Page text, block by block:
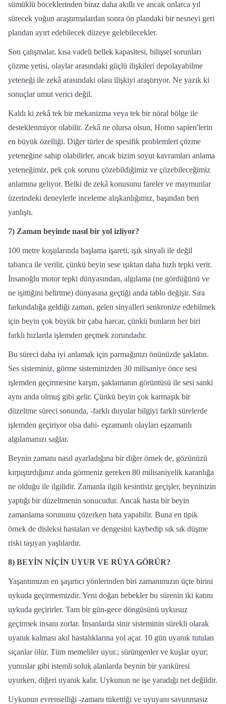
sümüklü böceklerinden biraz daha akıllı ve ancak onlarca yıl
sürecek yoğun araştırmalardan sonra ön plandaki bir nesneyi geri
plandan ayırt edebilecek düzeye gelebilecekler.
Son çalışmalar, kısa vadeli bellek kapasitesi, bilişsel sorunları
çözme yetisi, olaylar arasındaki güçlü ilişkileri depolayabilme
yeteneği ile zekâ arasındaki olası ilişkiyi araştırıyor. Ne yazık ki
sonuçlar umut verici değil.
Kaldı ki zekâ tek bir mekanizma veya tek bir nöral bölge ile
desteklenmiyor olabilir. Zekâ ne olursa olsun, Homo sapien'lerin
en büyük özelliği. Diğer türler de spesifik problemleri çözme
yeteneğine sahip olabilirler, ancak bizim soyut kavramları anlama
yeteneğimiz, pek çok sorunu çözebildiğimiz ve çözebileceğimiz
anlamına geliyor. Belki de zekâ konusunu fareler ve maymunlar
üzerindeki deneylerle inceleme alışkanlığımız, başından beri
yanlıştı.
7) Zaman beyinde nasıl bir yol izliyor?
100 metre koşularında başlama işareti, ışık sinyali ile değil
tabanca ile verilir, çünkü beyin sese ışıktan daha hızlı tepki verir.
İnsanoğlu motor tepki dünyasından, algılama (ne gördüğünü ve
ne işittiğini belirtme) dünyasına geçtiği anda tablo değişir. Sıra
farkındalığa geldiği zaman, gelen sinyalleri senkronize edebilmek
için beyin çok büyük bir çaba harcar, çünkü bunların her biri
farklı hızlarda işlemden geçmek zorundadır.
Bu süreci daha iyi anlamak için parmağınızı önünüzde şaklatın.
Ses sisteminiz, görme sisteminizden 30 milisaniye önce sesi
işlemden geçirmesine karşın, şaklamanın görüntüsü ile sesi sanki
aynı anda olmuş gibi gelir. Çünkü beyin çok karmaşık bir
düzeltme süreci sonunda, -farklı duyular bilgiyi farklı sürelerde
işlemden geçiriyor olsa dahi- eşzamanlı olayları eşzamanlı
algılamanızı sağlar.
Beynin zamanı nasıl ayarladığına bir diğer örnek de, gözünüzü
kırpıştırdığınız anda görmeniz gereken 80 milisaniyelik karanlığa
ne olduğu ile ilgilidir. Zamanla ilgili kesintisiz geçişler, beyninizin
yaptığı bir düzeltmenin sonucudur. Ancak hasta bir beyin
zamanlama sorununu çözerken hata yapabilir. Buna en tipik
örnek de disleksi hastaları ve dengesini kaybedip sık sık düşme
riski taşıyan yaşlılardır.
8) BEYİN NİÇİN UYUR VE RÜYA GÖRÜR?
Yaşantımızın en şaşırtıcı yönlerinden biri zamanımızın üçte birini
uykuda geçirmemizdir. Yeni doğan bebekler bu sürenin iki katını
uykuda geçirirler. Tam bir gün-gece döngüsünü uykusuz
geçirmek insanı zorlar. İnsanlarda sinir sisteminin sürekli olarak
uyanık kalması akıl hastalıklarına yol açar. 10 gün uyanık tutulan
sıçanlar ölür. Tüm memeliler uyur.; sürüngenler ve kuşlar uyur;
yunuslar gibi istemli soluk alanlarda beynin bir yarıküresi
uyurken, diğeri uyanık kalır. Uykunun ne işe yaradığı net değildir.
Uykunun evrenselliği -zamanı tükettiği ve uyuyanı savunmasız